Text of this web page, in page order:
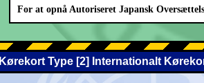
For at opnå Autoriseret Japansk
Kørekort Type [2] Internationalt